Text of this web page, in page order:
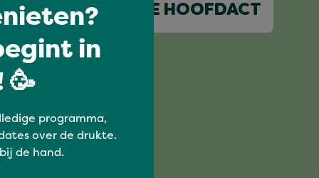
KAY GEURTS & DE HOOFDACT
in
🥳
programma,
over de drukte.
de hand.